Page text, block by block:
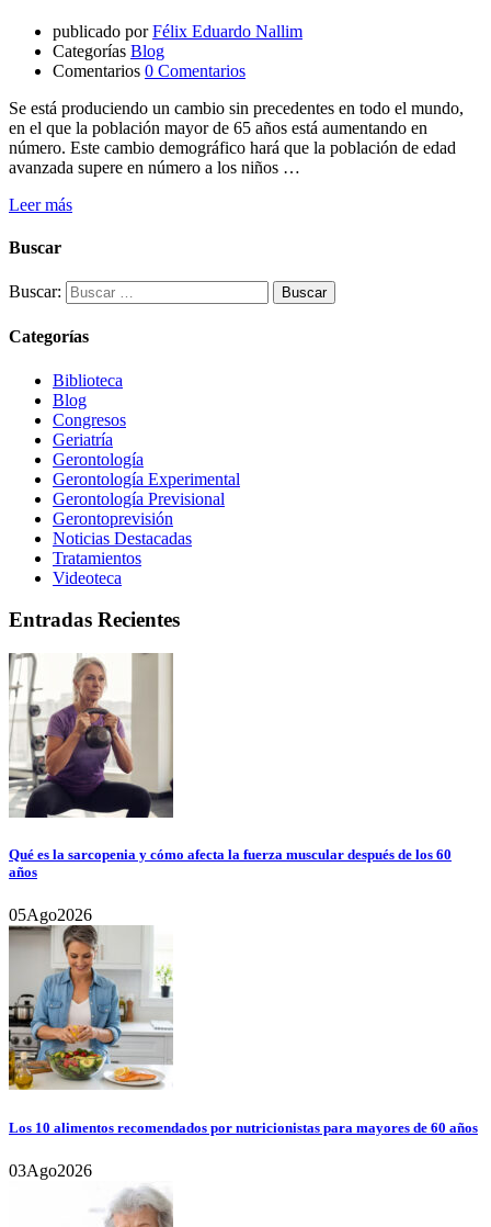
publicado por Félix Eduardo Nallim
Categorías Blog
Comentarios 0 Comentarios
Se está produciendo un cambio sin precedentes en todo el mundo,
en el que la población mayor de 65 años está aumentando en
número. Este cambio demográfico hará que la población de edad
avanzada supere en número a los niños …
Leer más
Buscar
Buscar:
Categorías
Biblioteca
Blog
Congresos
Geriatría
Gerontología
Gerontología Experimental
Gerontología Previsional
Gerontoprevisión
Noticias Destacadas
Tratamientos
Videoteca
Entradas Recientes
Qué es la sarcopenia y cómo afecta la fuerza muscular después de los 60
años
05Ago2026
Los 10 alimentos recomendados por nutricionistas para mayores de 60 años
03Ago2026